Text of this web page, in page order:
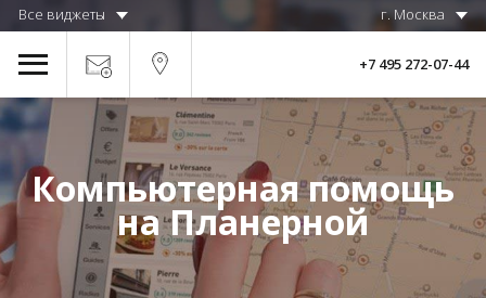
Все виджеты г. Москва
+7 495 272-07-44
Компьютерная помощь
на Планерной